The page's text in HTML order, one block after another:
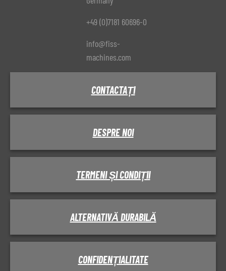
+49 (0)7181 60696-0
info@fiss-
machines.com
CONTACTAȚI
DESPRE NOI
TERMENI ȘI CONDIȚII
ALTERNATIVĂ DURABILĂ
CONFIDENȚIALITATE